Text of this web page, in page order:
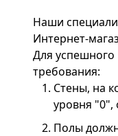
Наши
Интернет-
Для
требования:
Стены, на
уровня
Полы